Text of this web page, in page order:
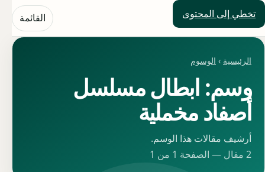
تخطي إلى المحتوى
حلول العالم القائمة
الرئيسية › الوسوم
وسم: ابطال مسلسل
أصفاد مخملية
أرشيف مقالات هذا الوسم.
2 مقال — الصفحة 1 من 1